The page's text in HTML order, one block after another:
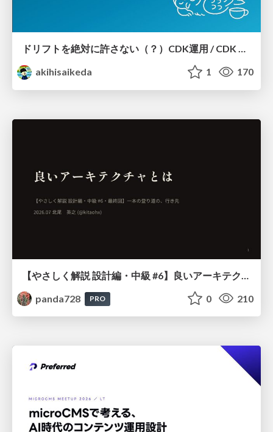
ドリフトを絶対に許さない（？）CDK運用 / CDK Ops with Zero Tolerance for Drifts (?)
akihisaikeda
1 170
panda728
PRO 0 210